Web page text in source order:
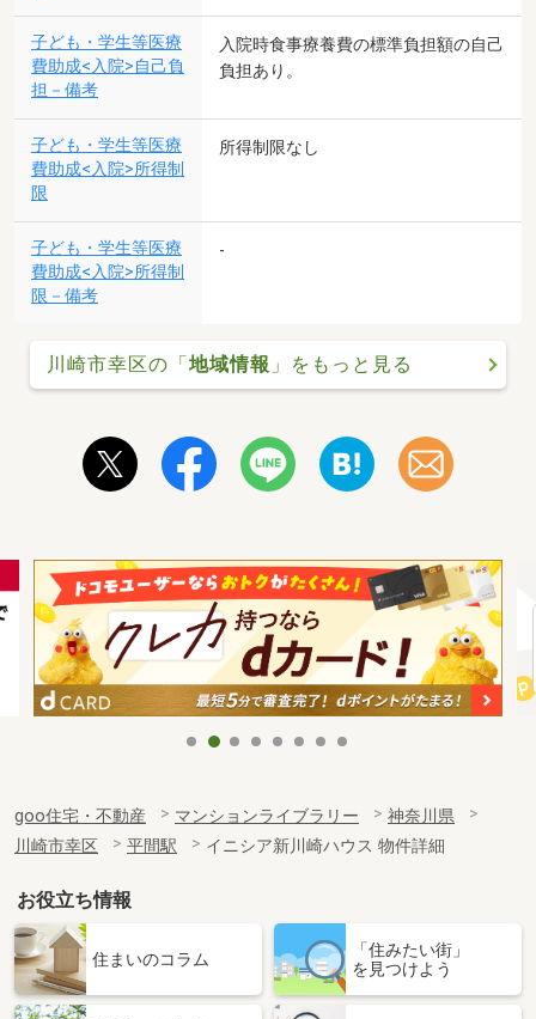
子ども・学生等医療
費助成<入院>自己負
担－備考
入院時食事療養費の標準負担額の自己
負担あり。
子ども・学生等医療
費助成<入院>所得制
限
所得制限なし
子ども・学生等医療
費助成<入院>所得制
限－備考
-
川崎市幸区の「地域情報 」をもっと見る
goo住宅・不動産 マンションライブラリー
神奈川県
川崎市幸区
平間駅 イニシア新川崎ハウス 物件詳細
お役立ち情報
住まいのコラム
「住みたい街」
を見つけよう